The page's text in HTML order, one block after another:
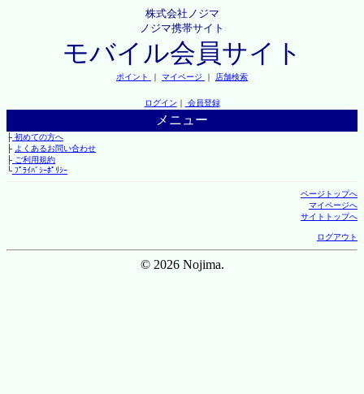
株式会社ノジマ
ノジマ携帯サイト
モバイル会員サイト
ポイント ｜ マイページ ｜ 店舗検索
ログイン ｜ 会員登録
メニュー
├初めての方へ
├ よくあるお問い合わせ
├ご利用規約
└ﾌﾟﾗｲﾊﾞｼｰﾎﾟﾘｼｰ
ページトップへ
マイページへ
サイトトップへ
ログアウト
© 2026 Nojima.